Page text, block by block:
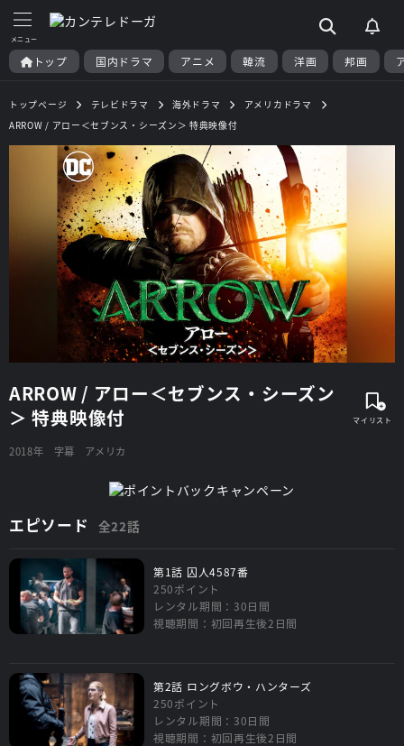
トップ 国内ドラマ アニメ 韓流 洋画 邦画
トップページ テレビドラマ 海外ドラマ
アメリカドラマ
ARROW / アロー＜セブンス・シーズン＞ 特典映像付
ARROW / アロー＜セブンス・シーズン
＞ 特典映像付
2018年 字幕 アメリカ
エピソード 全22話
第1話 囚人4587番
250ポイント
レンタル期間：30日間
視聴期間：初回再生後2日間
第2話 ロングボウ・ハンターズ
250ポイント
レンタル期間：30日間
視聴期間：初回再生後2日間